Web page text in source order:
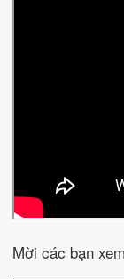
Mời các bạn